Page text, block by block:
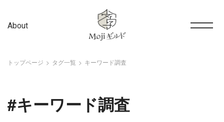
About
トップページ タグ一覧 キーワード調査
#キーワード調査